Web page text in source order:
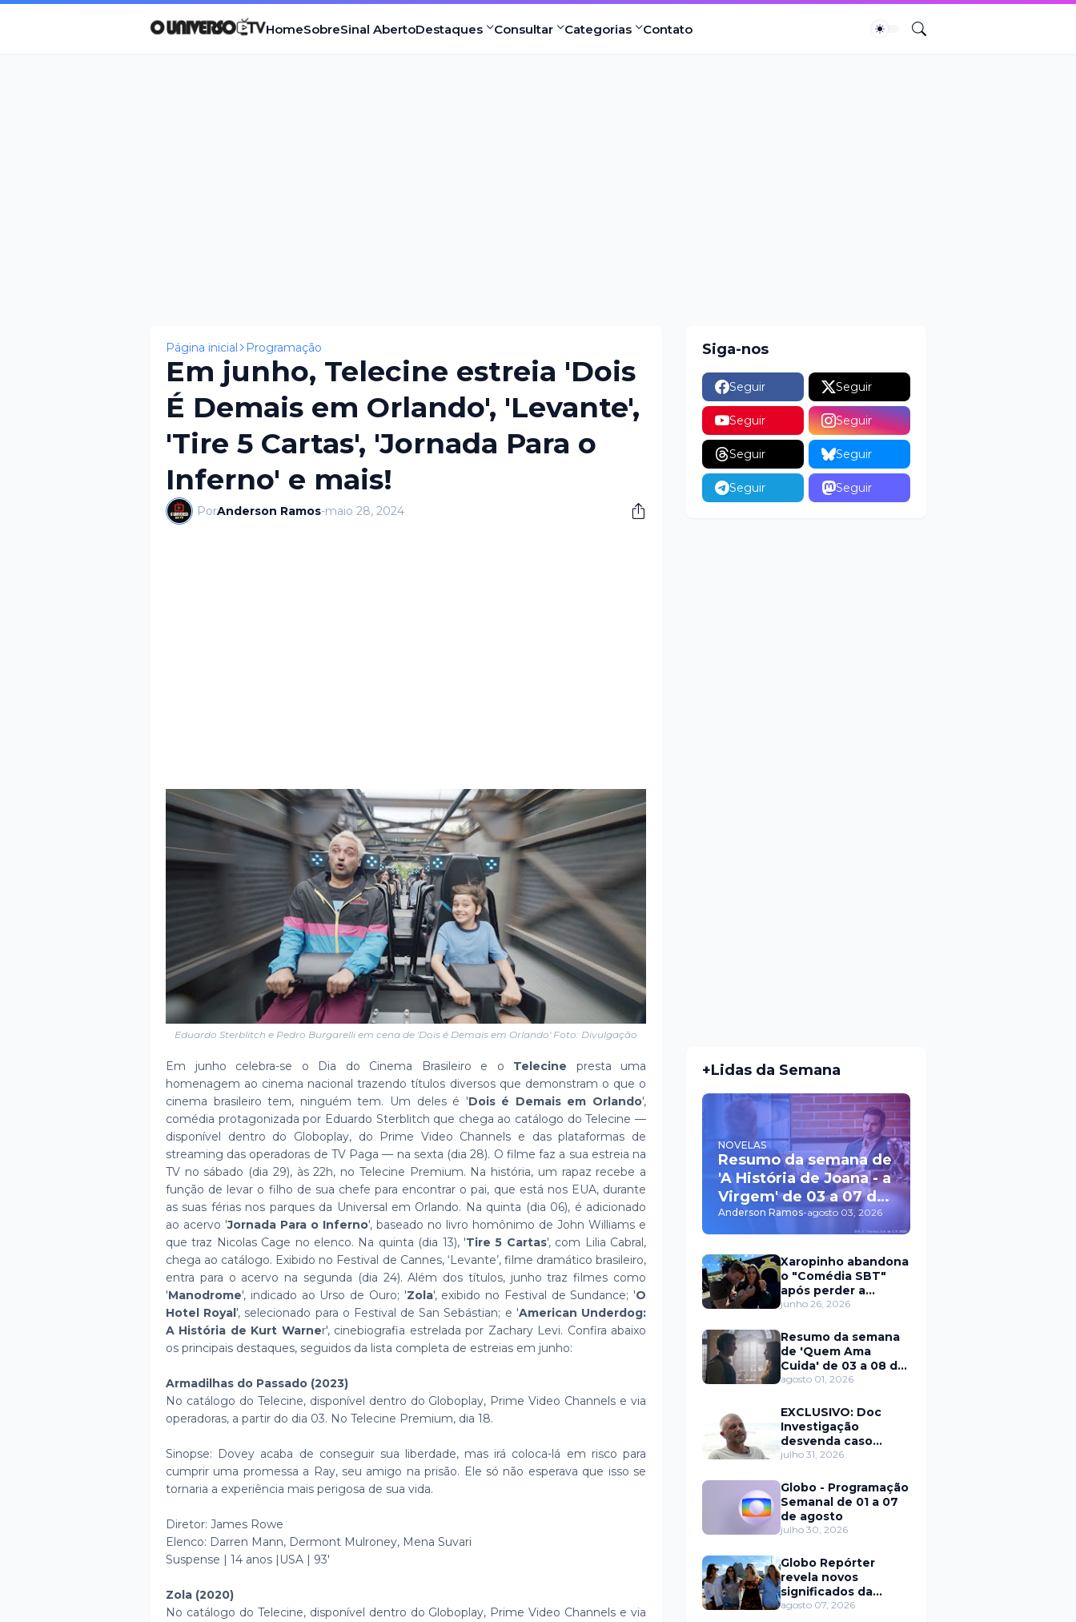
HomeSobreSinal AbertoDestaques Consultar Categorias Contato
Página inicial Programação
Em junho, Telecine estreia 'Dois
É Demais em Orlando', 'Levante',
'Tire 5 Cartas', 'Jornada Para o
Inferno' e mais!
PorAnderson Ramos-maio 28, 2024
Eduardo Sterblitch e Pedro Burgarelli em cena de 'Dois é Demais em Orlando' Foto: Divulgação
Em junho celebra-se o Dia do Cinema Brasileiro e o Telecine presta uma
homenagem ao cinema nacional trazendo títulos diversos que demonstram o que o
cinema brasileiro tem, ninguém tem. Um deles é 'Dois é Demais em Orlando',
comédia protagonizada por Eduardo Sterblitch que chega ao catálogo do Telecine —
disponível dentro do Globoplay, do Prime Video Channels e das plataformas de
streaming das operadoras de TV Paga — na sexta (dia 28). O filme faz a sua estreia na
TV no sábado (dia 29), às 22h, no Telecine Premium. Na história, um rapaz recebe a
função de levar o filho de sua chefe para encontrar o pai, que está nos EUA, durante
as suas férias nos parques da Universal em Orlando. Na quinta (dia 06), é adicionado
ao acervo 'Jornada Para o Inferno', baseado no livro homônimo de John Williams e
que traz Nicolas Cage no elenco. Na quinta (dia 13), 'Tire 5 Cartas', com Lilia Cabral,
chega ao catálogo. Exibido no Festival de Cannes, ‘Levante’, filme dramático brasileiro,
entra para o acervo na segunda (dia 24). Além dos títulos, junho traz filmes como
'Manodrome', indicado ao Urso de Ouro; 'Zola', exibido no Festival de Sundance; 'O
Hotel Royal', selecionado para o Festival de San Sebástian; e 'American Underdog:
A História de Kurt Warner', cinebiografia estrelada por Zachary Levi. Confira abaixo
os principais destaques, seguidos da lista completa de estreias em junho:
Armadilhas do Passado (2023)
No catálogo do Telecine, disponível dentro do Globoplay, Prime Video Channels e via
operadoras, a partir do dia 03. No Telecine Premium, dia 18.
Sinopse: Dovey acaba de conseguir sua liberdade, mas irá coloca-lá em risco para
cumprir uma promessa a Ray, seu amigo na prisão. Ele só não esperava que isso se
tornaria a experiência mais perigosa de sua vida.
Diretor: James Rowe
Elenco: Darren Mann, Dermont Mulroney, Mena Suvari
Suspense | 14 anos |USA | 93'
Zola (2020)
No catálogo do Telecine, disponível dentro do Globoplay, Prime Video Channels e via
Siga-nos
Seguir Seguir
Seguir Seguir
Seguir Seguir
Seguir Seguir
+Lidas da Semana
NOVELAS
Resumo da semana de
'A História de Joana - a
Virgem' de 03 a 07 de
agosto
Anderson Ramos-agosto 03, 2026
Xaropinho abandona
o "Comédia SBT"
após perder a
paciência com Sarro
junho 26, 2026
Resumo da semana
de 'Quem Ama
Cuida' de 03 a 08 de
agosto
agosto 01, 2026
EXCLUSIVO: Doc
Investigação
desvenda caso
Eduardo Martins e
trás de fraude
internacional
julho 31, 2026
Globo - Programação
Semanal de 01 a 07
de agosto
julho 30, 2026
Globo Repórter
revela novos
significados da
solteirice no Brasil e
agosto 07, 2026